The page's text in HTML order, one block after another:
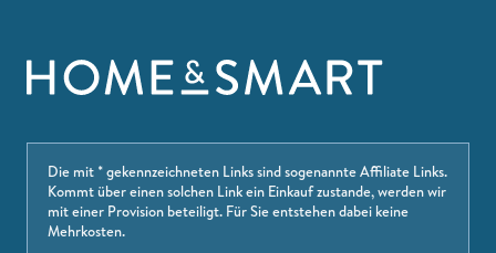
Die mit * gekennzeichneten Links sind sogenannte Affiliate Links.
Kommt über einen solchen Link ein Einkauf zustande, werden wir
mit einer Provision beteiligt. Für Sie entstehen dabei keine
Mehrkosten.